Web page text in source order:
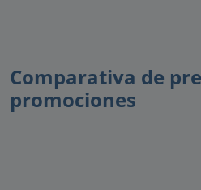
Comparativa de
promociones